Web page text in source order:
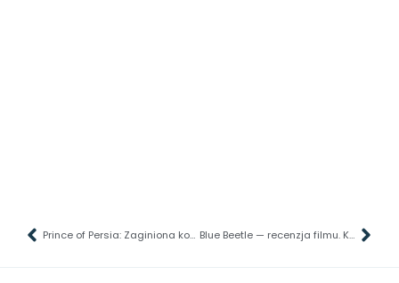
Prince of Persia: Zaginiona korona – recenzja gry. Rayman w perskim wydaniu Blue Beetle — recenzja filmu. Kosmiczny robal na ratunek światu